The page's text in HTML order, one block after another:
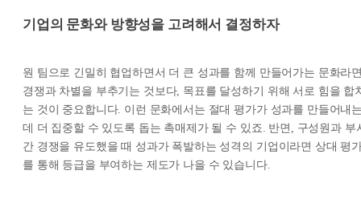
기업의 문화와 방향성을 고려해서 결정하자
원 팀으로 긴밀히 협업하면서 더 큰 성과를 함께 만들어가는 문화라
경쟁과 차별을 부추기는 것보다, 목표를 달성하기 위해 서로 힘을 합
는 것이 중요합니다. 이런 문화에서는 절대 평가가 성과를 만들어내
데 더 집중할 수 있도록 돕는 촉매제가 될 수 있죠. 반면, 구성원과 부
간 경쟁을 유도했을 때 성과가 폭발하는 성격의 기업이라면 상대 평
를 통해 등급을 부여하는 제도가 나을 수 있습니다.